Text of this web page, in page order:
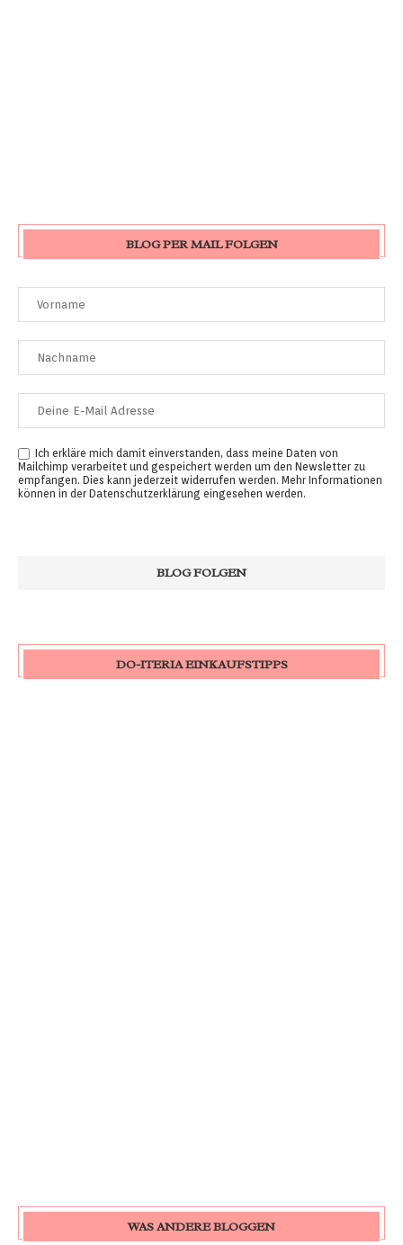
BLOG PER MAIL FOLGEN
Ich erkläre mich damit einverstanden, dass meine Daten von
Mailchimp verarbeitet und gespeichert werden um den Newsletter zu
empfangen. Dies kann jederzeit widerrufen werden. Mehr Informationen
können in der Datenschutzerklärung eingesehen werden.
DO-ITERIA EINKAUFSTIPPS
WAS ANDERE BLOGGEN